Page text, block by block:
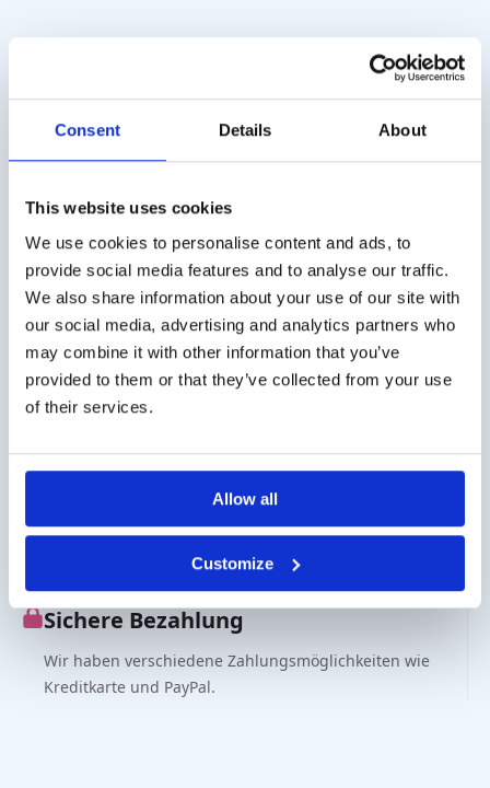
Consent Details About
This website uses cookies
We use cookies to personalise content and ads, to
provide social media features and to analyse our traffic.
We also share information about your use of our site with
our social media, advertising and analytics partners who
may combine it with other information that you’ve
provided to them or that they’ve collected from your use
of their services.
Allow all
Customize
Preisspanne:
exkl. MwSt.
Multi-Foil Bags mit
Edelstahl Ventil
Preisspanne:
exkl. MwSt.
Versandkosten
Die Versandkosten für Deutschland betragen € 10,- (zzgl.
MwSt.). Für Österreich € 20,- (zzgl. MwSt.).
Geschäftskunde?
für ein Angebot oder bestellen Sie direkt über den
Fragen?
Kontakt über info@medi-sense.nl oder +31 (0)6 27899756
Sichere Bezahlung
Wir haben verschiedene Zahlungsmöglichkeiten wie
Kreditkarte und PayPal.